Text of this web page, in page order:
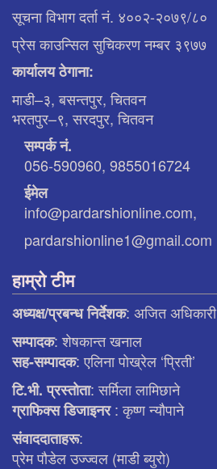
सूचना विभाग दर्ता नं. ४००२-२०७९/८०
प्रेस काउन्सिल सुचिकरण नम्बर ३९७७
कार्यालय ठेगाना:
माडी–३, बसन्तपुर, चितवन
भरतपुर–९, सरदपुर, चितवन
सम्पर्क नं.
056-590960, 9855016724
ईमेल
info@pardarshionline.com,
pardarshionline1@gmail.com
हाम्रो टीम
अध्यक्ष/प्रबन्ध निर्देशक: अजित अधिकारी
सम्पादक: शेषकान्त खनाल
सह-सम्पादक: एलिना पाेख्रेल ‘प्रिती’
टि.भी. प्रस्ताेता: सर्मिला लामिछाने
ग्राफिक्स डिजाइनर: कृष्ण न्याैपाने
संवाददाताहरू:
प्रेम पौडेल उज्ज्वल (माडी ब्युरो)